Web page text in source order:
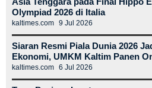
Olympiad 2026 di Italia
kaltimes.com 9 Jul 2026
Siaran Resmi Piala Dunia 2026
Ekonomi, UMKM Kaltim Panen
kaltimes.com 6 Jul 2026